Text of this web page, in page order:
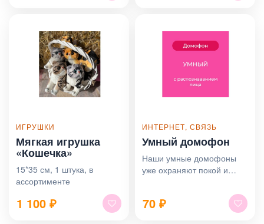
ИГРУШКИ
Мягкая игрушка
«Кошечка»
15*35 см, 1 штука, в
ассортименте
1 100 ₽
ИНТЕРНЕТ, СВЯЗЬ
Умный домофон
Наши умные домофоны
уже охраняют покой и
70 ₽